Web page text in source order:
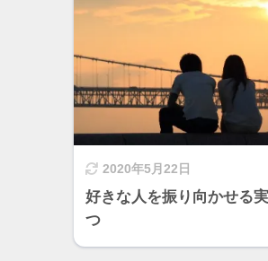
2020年5月22日
好きな人を振り向かせる
つ